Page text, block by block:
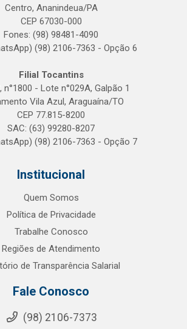
Centro, Ananindeua/PA
CEP 67030-000
Fones: (98) 98481-4090
(98) 2106-7363 - Opção 6
Filial Tocantins
n°1800 - Lote n°029A, Galpão 1
Vila Azul, Araguaína/TO
CEP 77.815-8200
SAC: (63) 99280-8207
(98) 2106-7363 - Opção 7
Institucional
Quem Somos
Política de Privacidade
Trabalhe Conosco
Regiões de Atendimento
de Transparência Salarial
Fale Conosco
(98) 2106-7373